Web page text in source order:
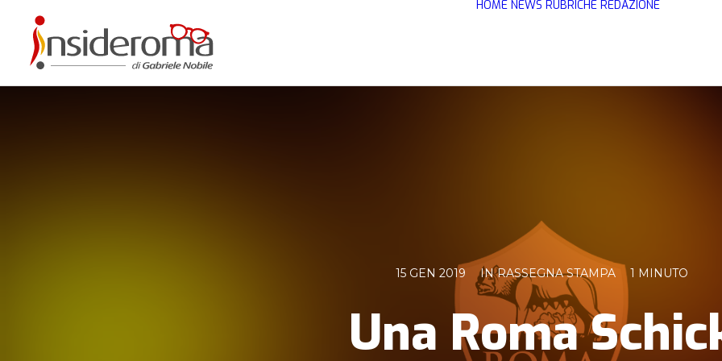
HOME NEWS RUBRICHE REDAZIONE
15 GEN 2019 INRASSEGNA STAMPA 1 MINUTO
Una Roma